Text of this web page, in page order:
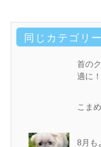
同じカテゴリ
首の
適に！
こま
8月も